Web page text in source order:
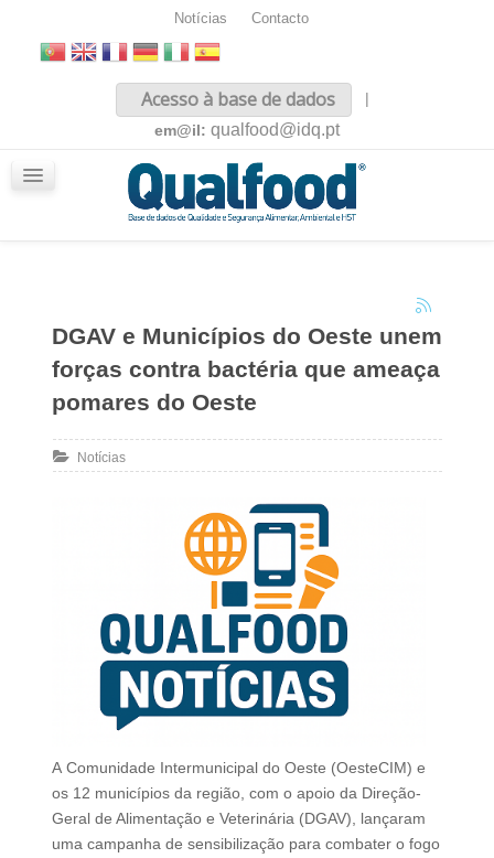
Notícias Contacto
Acesso à base de dados
|
em@il: qualfood@idq.pt
DGAV e Municípios do Oeste unem
forças contra bactéria que ameaça
pomares do Oeste
Notícias
A Comunidade Intermunicipal do Oeste (OesteCIM) e
os 12 municípios da região, com o apoio da Direção-
Geral de Alimentação e Veterinária (DGAV), lançaram
uma campanha de sensibilização para combater o fogo